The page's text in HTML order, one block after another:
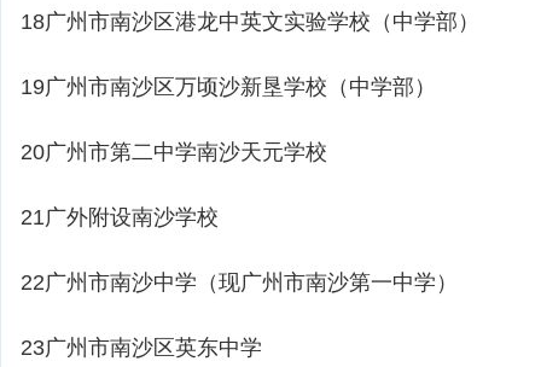
18广州市南沙区港龙中英文实验学校（中学部）
19广州市南沙区万顷沙新垦学校（中学部）
20广州市第二中学南沙天元学校
21广外附设南沙学校
22广州市南沙中学（现广州市南沙第一中学）
23广州市南沙区英东中学